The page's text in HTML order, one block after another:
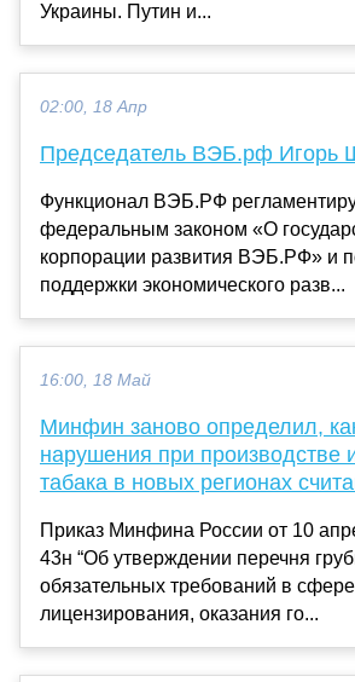
Украины. Путин и...
02:00, 18 Апр
Председатель ВЭБ.рф Игорь
Функционал ВЭБ.РФ
федеральным законом «О
корпорации развития ВЭБ.РФ» и
поддержки экономического разв...
16:00, 18 Май
Минфин заново определил,
нарушения при производстве
табака в новых регионах
Приказ Минфина России от 10
43н “Об утверждении перечня
обязательных требований в сфере
лицензирования, оказания го...